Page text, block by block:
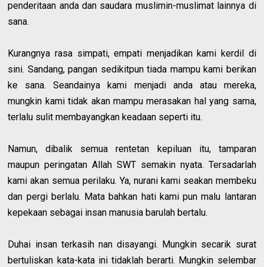
penderitaan anda dan saudara muslimin-muslimat lainnya di
sana.
Kurangnya rasa simpati, empati menjadikan kami kerdil di
sini. Sandang, pangan sedikitpun tiada mampu kami berikan
ke sana. Seandainya kami menjadi anda atau mereka,
mungkin kami tidak akan mampu merasakan hal yang sama,
terlalu sulit membayangkan keadaan seperti itu.
Namun, dibalik semua rentetan kepiluan itu, tamparan
maupun peringatan Allah SWT semakin nyata. Tersadarlah
kami akan semua perilaku. Ya, nurani kami seakan membeku
dan pergi berlalu. Mata bahkan hati kami pun malu lantaran
kepekaan sebagai insan manusia barulah bertalu.
Duhai insan terkasih nan disayangi. Mungkin secarik surat
bertuliskan kata-kata ini tidaklah berarti. Mungkin selembar